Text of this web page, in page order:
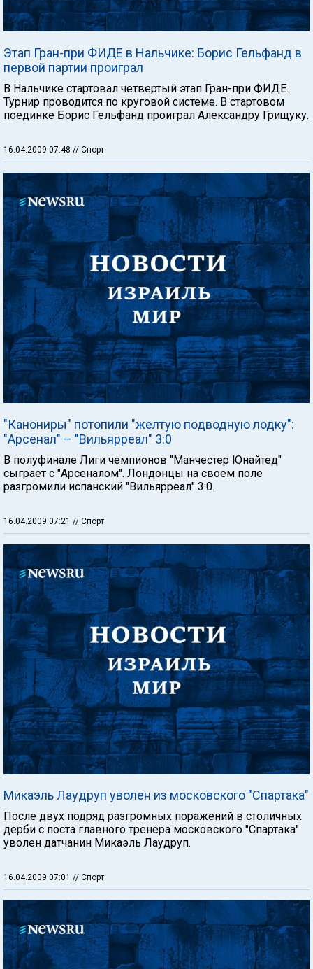
Этап Гран-при ФИДЕ в Нальчике: Борис Гельфанд в
первой партии проиграл
В Нальчике стартовал четвертый этап Гран-при ФИДЕ.
Турнир проводится по круговой системе. В стартовом
поединке Борис Гельфанд проиграл Александру Грищуку.
16.04.2009 07:48 // Спорт
"Канониры" потопили "желтую подводную лодку":
"Арсенал" – "Вильярреал" 3:0
В полуфинале Лиги чемпионов "Манчестер Юнайтед"
сыграет с "Арсеналом". Лондонцы на своем поле
разгромили испанский "Вильярреал" 3:0.
16.04.2009 07:21 // Спорт
Микаэль Лаудруп уволен из московского "Спартака"
После двух подряд разгромных поражений в столичных
дерби с поста главного тренера московского "Спартака"
уволен датчанин Микаэль Лаудруп.
16.04.2009 07:01 // Спорт